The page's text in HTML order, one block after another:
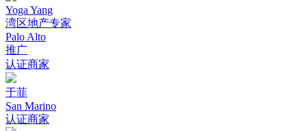
Yoga Yang
湾区地产专家
Palo Alto
推广
认证商家
于菲
San Marino
认证商家